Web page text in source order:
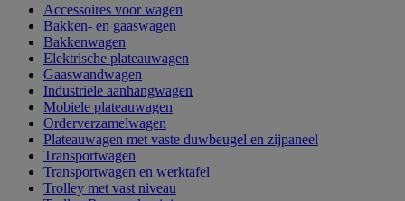
Accessoires voor wagen
Bakken- en gaaswagen
Bakkenwagen
Elektrische plateauwagen
Gaaswandwagen
Industriële aanhangwagen
Mobiele plateauwagen
Orderverzamelwagen
Plateauwagen met vaste duwbeugel en zijpaneel
Transportwagen
Transportwagen en werktafel
Trolley met vast niveau